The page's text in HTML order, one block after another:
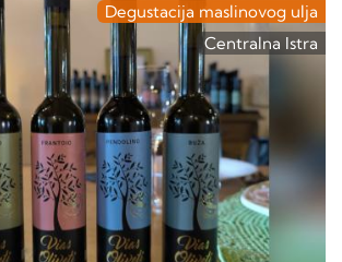
Degustacija maslinovog ulja
Centralna Istra